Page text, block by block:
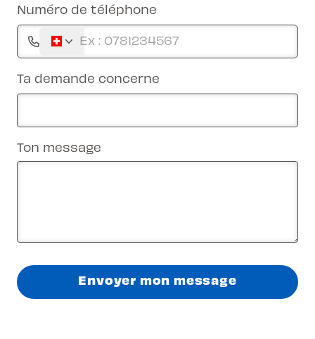
Numéro de téléphone
Ta demande concerne
Ton message
Envoyer mon message